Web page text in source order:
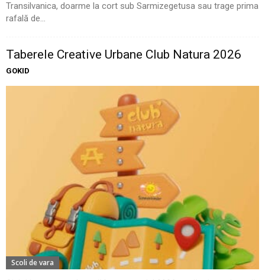
Transilvanica, doarme la cort sub Sarmizegetusa sau trage prima
rafală de...
Taberele Creative Urbane Club Natura 2026
GOKID
Scoli de vara